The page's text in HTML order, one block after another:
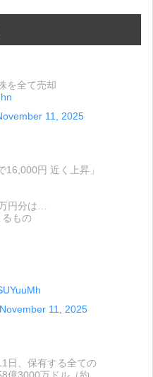
を全て売却
11, 2025
16,000円 近く上昇」
円分は…
もの
November 11, 2025
日、保有する全ての